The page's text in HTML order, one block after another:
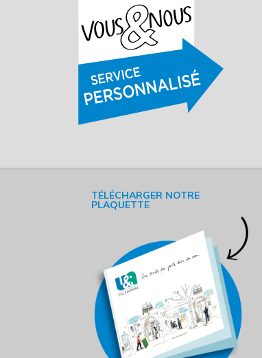
TÉLÉCHARGER NOTRE
PLAQUETTE